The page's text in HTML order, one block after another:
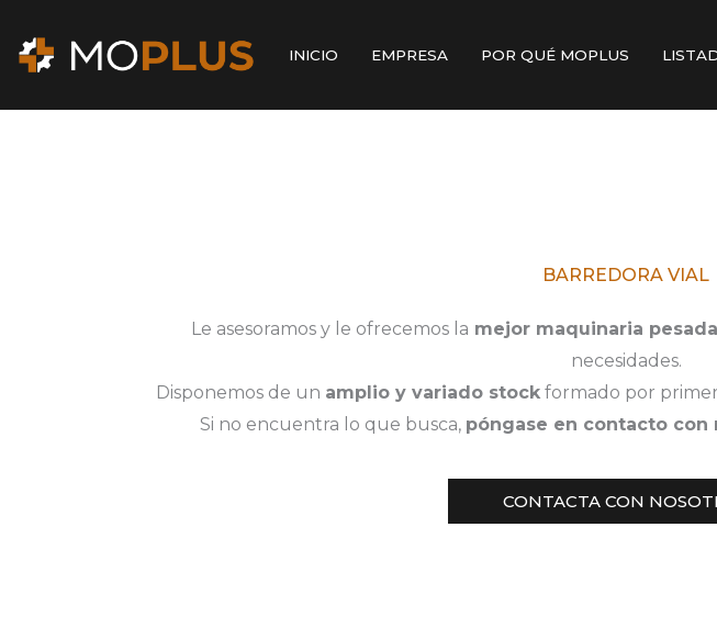
contenido
INICIO EMPRESA POR QUÉ MOPLUS
BARREDORA VIAL
Le asesoramos y le ofrecemos la mejor maquinaria pesada
necesidades.
Disponemos de un amplio y variado stock formado por
Si no encuentra lo que busca, póngase en contacto con
CONTACTA CON